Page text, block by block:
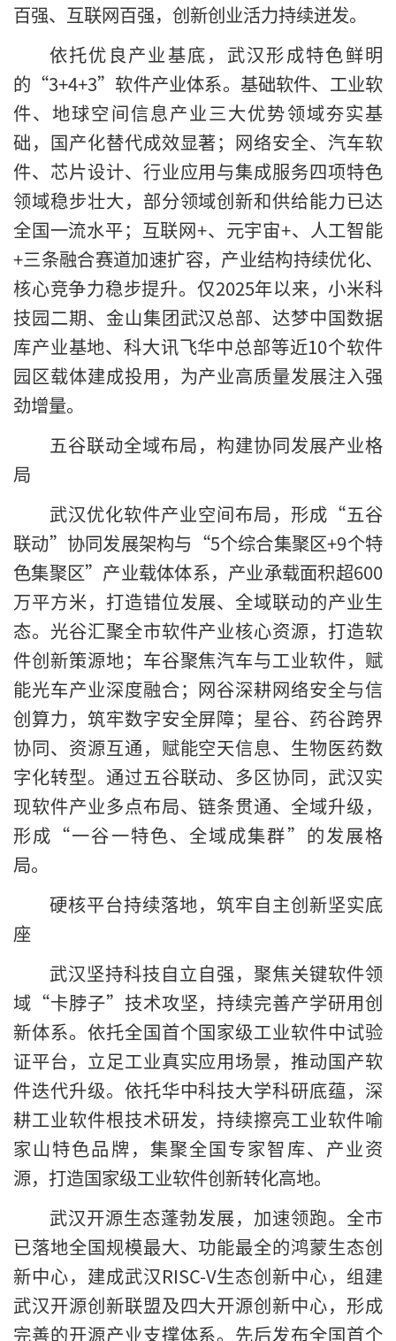
百强、互联网百强，创新创业活力持续迸发。
依托优良产业基底，武汉形成特色鲜明
的“3+4+3”软件产业体系。基础软件、工业软
件、地球空间信息产业三大优势领域夯实基
础，国产化替代成效显著；网络安全、汽车软
件、芯片设计、行业应用与集成服务四项特色
领域稳步壮大，部分领域创新和供给能力已达
全国一流水平；互联网+、元宇宙+、人工智能
+三条融合赛道加速扩容，产业结构持续优化、
核心竞争力稳步提升。仅2025年以来，小米科
技园二期、金山集团武汉总部、达梦中国数据
库产业基地、科大讯飞华中总部等近10个软件
园区载体建成投用，为产业高质量发展注入强
劲增量。
五谷联动全域布局，构建协同发展产业格
局
武汉优化软件产业空间布局，形成“五谷
联动”协同发展架构与“5个综合集聚区+9个特
色集聚区”产业载体体系，产业承载面积超600
万平方米，打造错位发展、全域联动的产业生
态。光谷汇聚全市软件产业核心资源，打造软
件创新策源地；车谷聚焦汽车与工业软件，赋
能光车产业深度融合；网谷深耕网络安全与信
创算力，筑牢数字安全屏障；星谷、药谷跨界
协同、资源互通，赋能空天信息、生物医药数
字化转型。通过五谷联动、多区协同，武汉实
现软件产业多点布局、链条贯通、全域升级，
形成“一谷一特色、全域成集群”的发展格
局。
硬核平台持续落地，筑牢自主创新坚实底
座
武汉坚持科技自立自强，聚焦关键软件领
域“卡脖子”技术攻坚，持续完善产学研用创
新体系。依托全国首个国家级工业软件中试验
证平台，立足工业真实应用场景，推动国产软
件迭代升级。依托华中科技大学科研底蕴，深
耕工业软件根技术研发，持续擦亮工业软件喻
家山特色品牌，集聚全国专家智库、产业资
源，打造国家级工业软件创新转化高地。
武汉开源生态蓬勃发展，加速领跑。全市
已落地全国规模最大、功能最全的鸿蒙生态创
新中心，建成武汉RISC-V生态创新中心，组建
武汉开源创新联盟及四大开源创新中心，形成
完善的开源产业支撑体系。先后发布全国首个